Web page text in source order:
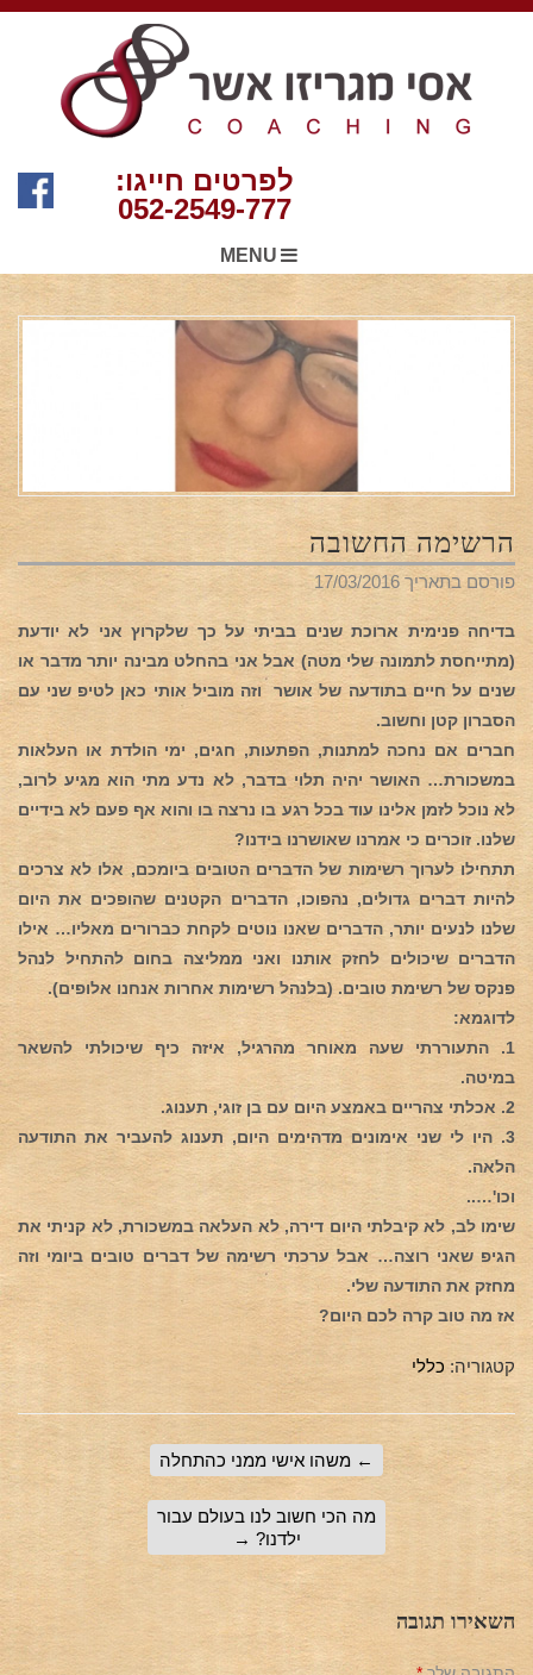
לפרטים חייגו:
052-2549-777
MENU
הרשימה החשובה
פורסם בתאריך 17/03/2016
בדיחה פנימית ארוכת שנים בביתי על כך שלקרוץ אני לא יודעת
(מתייחסת לתמונה שלי מטה) אבל אני בהחלט מבינה יותר מדבר או
שנים על חיים בתודעה של אושר
וזה מוביל אותי כאן לטיפ שני עם
הסברון קטן וחשוב.
חברים אם נחכה למתנות, הפתעות, חגים, ימי הולדת או העלאות
במשכורת… האושר יהיה תלוי בדבר, לא נדע מתי הוא מגיע לרוב,
לא נוכל לזמן אלינו עוד בכל רגע בו נרצה בו והוא אף פעם לא בידיים
שלנו. זוכרים כי אמרנו שאושרנו בידנו?
תתחילו לערוך רשימות של הדברים הטובים ביומכם, אלו לא צרכים
להיות דברים גדולים, נהפוכו, הדברים הקטנים שהופכים את היום
שלנו לנעים יותר, הדברים שאנו נוטים לקחת כברורים מאליו… אילו
הדברים שיכולים לחזק אותנו ואני ממליצה בחום להתחיל לנהל
פנקס של רשימת טובים. (בלנהל רשימות אחרות אנחנו אלופים).
לדוגמא:
1. התעוררתי שעה מאוחר מהרגיל, איזה כיף שיכולתי להשאר
במיטה.
2. אכלתי צהריים באמצע היום עם בן זוגי, תענוג.
3. היו לי שני אימונים מדהימים היום, תענוג להעביר את התודעה
הלאה.
וכו'…..
שימו לב, לא קיבלתי היום דירה, לא העלאה במשכורת, לא קניתי את
הגיפ שאני רוצה… אבל ערכתי רשימה של דברים טובים ביומי וזה
מחזק את התודעה שלי.
אז מה טוב קרה לכם היום?
קטגוריה: כללי
← משהו אישי ממני כהתחלה
מה הכי חשוב לנו בעולם עבור
ילדנו? →
השאירו תגובה